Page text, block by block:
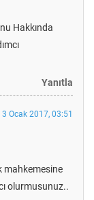
Hakkında
Yanıtla
3 Ocak 2017, 03:51
mahkemesine
olurmusunuz..